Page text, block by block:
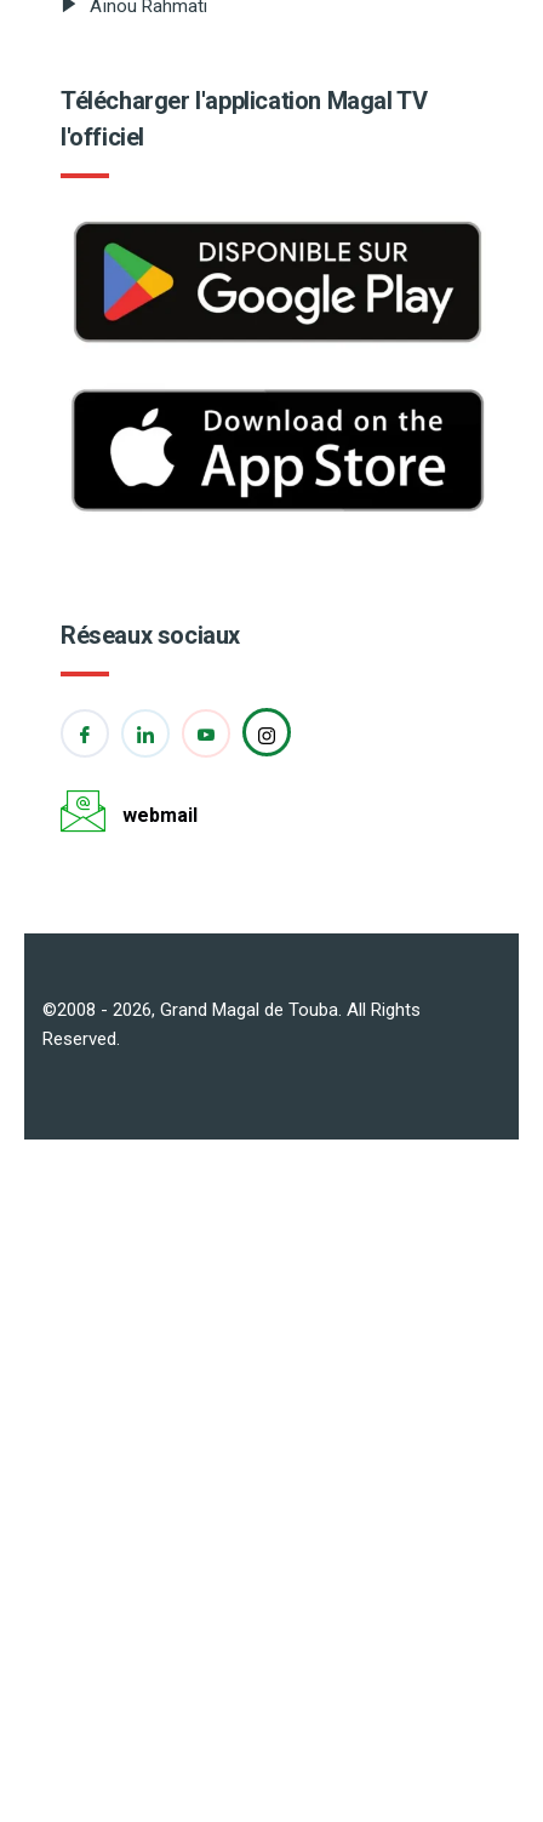
Aïnou Rahmati
Télécharger l'application Magal TV
l'officiel
Réseaux sociaux
webmail
©2008 - 2026, Grand Magal de Touba . All Rights
Reserved.